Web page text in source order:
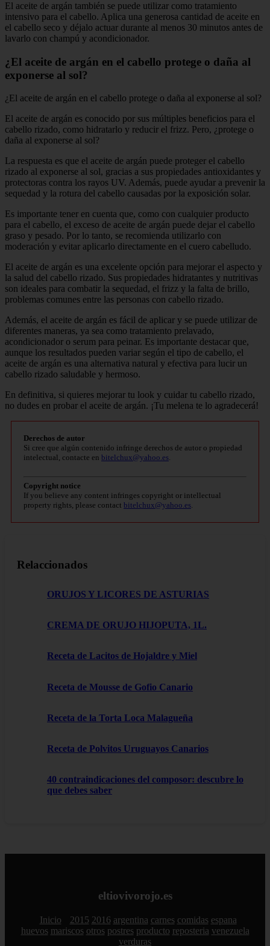
El aceite de argán también se puede utilizar como tratamiento
intensivo para el cabello. Aplica una generosa cantidad de aceite en
el cabello seco y déjalo actuar durante al menos 30 minutos antes de
lavarlo con champú y acondicionador.
¿El aceite de argán en el cabello protege o daña al
exponerse al sol?
¿El aceite de argán en el cabello protege o daña al exponerse al sol?
El aceite de argán es conocido por sus múltiples beneficios para el
cabello rizado, como hidratarlo y reducir el frizz. Pero, ¿protege o
daña al exponerse al sol?
La respuesta es que el aceite de argán puede proteger el cabello
rizado al exponerse al sol, gracias a sus propiedades antioxidantes y
protectoras contra los rayos UV. Además, puede ayudar a prevenir la
sequedad y la rotura del cabello causadas por la exposición solar.
Es importante tener en cuenta que, como con cualquier producto
para el cabello, el exceso de aceite de argán puede dejar el cabello
graso y pesado. Por lo tanto, se recomienda utilizarlo con
moderación y evitar aplicarlo directamente en el cuero cabelludo.
El aceite de argán es una excelente opción para mejorar el aspecto y
la salud del cabello rizado. Sus propiedades hidratantes y nutritivas
son ideales para combatir la sequedad, el frizz y la falta de brillo,
problemas comunes entre las personas con cabello rizado.
Además, el aceite de argán es fácil de aplicar y se puede utilizar de
diferentes maneras, ya sea como tratamiento prelavado,
acondicionador o serum para peinar. Es importante destacar que,
aunque los resultados pueden variar según el tipo de cabello, el
aceite de argán es una alternativa natural y efectiva para lucir un
cabello rizado saludable y hermoso.
En definitiva, si quieres mejorar tu look y cuidar tu cabello rizado,
no dudes en probar el aceite de argán. ¡Tu melena te lo agradecerá!
Derechos de autor
Si cree que algún contenido infringe derechos de autor o propiedad
intelectual, contacte en bitelchux@yahoo.es.
Copyright notice
If you believe any content infringes copyright or intellectual
property rights, please contact bitelchux@yahoo.es.
Relaccionados
ORUJOS Y LICORES DE ASTURIAS
CREMA DE ORUJO HIJOPUTA, 1L.
Receta de Lacitos de Hojaldre y Miel
Receta de Mousse de Gofio Canario
Receta de la Torta Loca Malagueña
Receta de Polvitos Uruguayos Canarios
40 contraindicaciones del composor: descubre lo
que debes saber
eltiovivorojo.es
Inicio 2015 2016 argentina carnes comidas espana
huevos mariscos otros postres producto reposteria venezuela
verduras